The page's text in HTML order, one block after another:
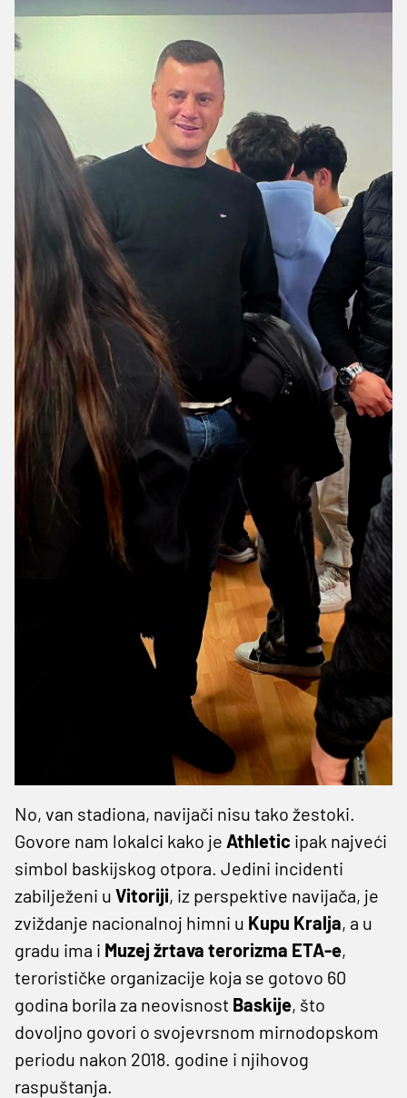
No, van stadiona, navijači nisu tako žestoki.
Govore nam lokalci kako je Athletic ipak najveći
simbol baskijskog otpora. Jedini incidenti
zabilježeni u Vitoriji, iz perspektive navijača, je
zviždanje nacionalnoj himni u Kupu Kralja, a u
gradu ima i Muzej žrtava terorizma ETA-e,
terorističke organizacije koja se gotovo 60
godina borila za neovisnost Baskije, što
dovoljno govori o svojevrsnom mirnodopskom
periodu nakon 2018. godine i njihovog
raspuštanja.